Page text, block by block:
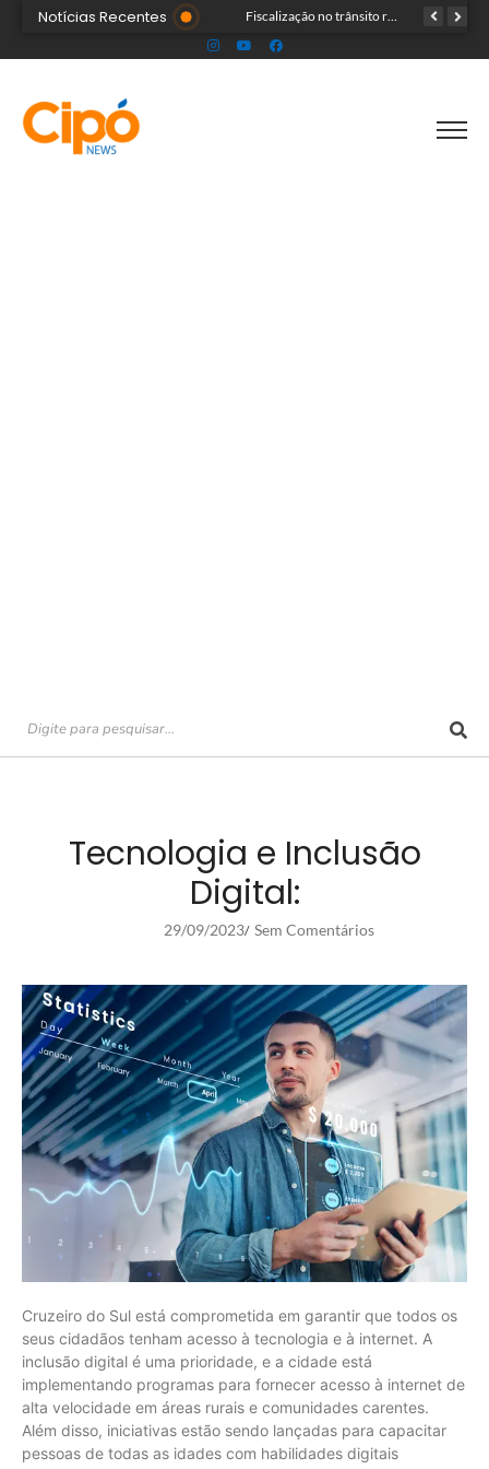
Notícias Recentes TRAGÉDIA: helicóptero cai e mata quatro pessoas; vítimas eram turistas
Tecnologia e Inclusão
Digital:
29/09/2023/ Sem Comentários
Cruzeiro do Sul está comprometida em garantir que todos os
seus cidadãos tenham acesso à tecnologia e à internet. A
inclusão digital é uma prioridade, e a cidade está
implementando programas para fornecer acesso à internet de
alta velocidade em áreas rurais e comunidades carentes.
Além disso, iniciativas estão sendo lançadas para capacitar
pessoas de todas as idades com habilidades digitais